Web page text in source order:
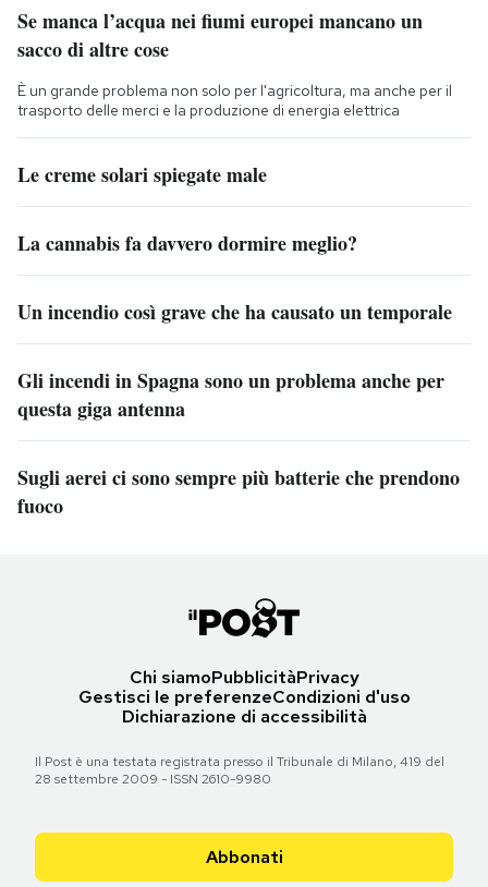
Se manca l’acqua nei fiumi europei mancano un
sacco di altre cose
È un grande problema non solo per l'agricoltura, ma anche per il
trasporto delle merci e la produzione di energia elettrica
Le creme solari spiegate male
La cannabis fa davvero dormire meglio?
Un incendio così grave che ha causato un temporale
Gli incendi in Spagna sono un problema anche per
questa giga antenna
Sugli aerei ci sono sempre più batterie che prendono
fuoco
Chi siamoPubblicitàPrivacy
Gestisci le preferenzeCondizioni d'uso
Dichiarazione di accessibilità
Il Post è una testata registrata presso il Tribunale di Milano, 419 del
28 settembre 2009 - ISSN 2610-9980
Abbonati